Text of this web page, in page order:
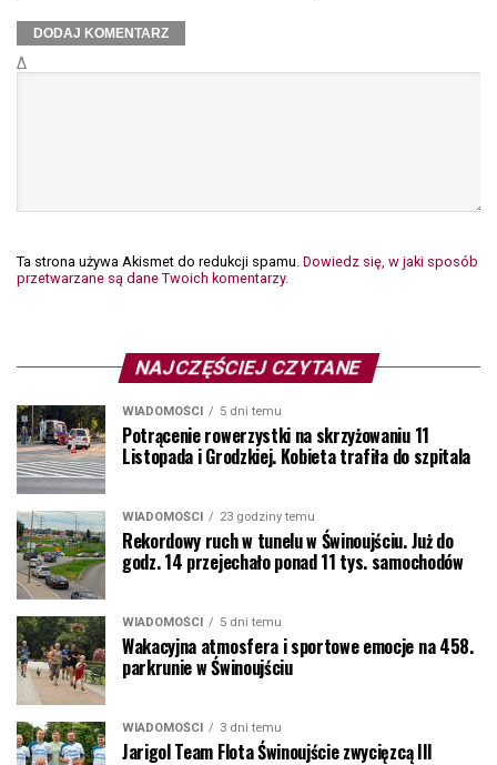
Δ
Ta strona używa Akismet do redukcji spamu. Dowiedz się, w jaki sposób
przetwarzane są dane Twoich komentarzy.
NAJCZĘŚCIEJ CZYTANE
WIADOMOŚCI 5 dni temu
Potrącenie rowerzystki na skrzyżowaniu 11
Listopada i Grodzkiej. Kobieta trafiła do szpitala
WIADOMOŚCI 23 godziny temu
Rekordowy ruch w tunelu w Świnoujściu. Już do
godz. 14 przejechało ponad 11 tys. samochodów
WIADOMOŚCI 5 dni temu
Wakacyjna atmosfera i sportowe emocje na 458.
parkrunie w Świnoujściu
WIADOMOŚCI 3 dni temu
Jarigol Team Flota Świnoujście zwycięzcą III